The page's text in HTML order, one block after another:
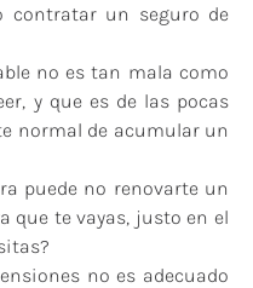
contratar un seguro de
no es tan mala como
y que es de las pocas
normal de acumular un
puede no renovarte un
que te vayas, justo en el
no es adecuado